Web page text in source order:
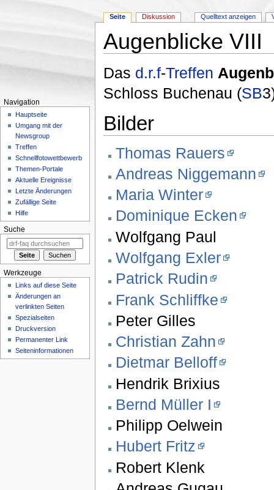
Augenblicke VIII
Das d.r.f-Treffen
Schloss Buchenau (SB
Bilder
Thomas Rauers
Andreas Niggemann
Maria Winter
Dominique Ecken
Wolfgang Paul
Wolfgang Exler
Patrick Rudin
Frank Schliffke
Peter Gilles
Christian Zahn
Dietmar Belloff
Hendrik Brixius
Bernd Müller I
Philipp Oelwein
Hubert Fritz
Robert Klenk
Seite Diskussion Quelltext anzeigen
Navigation
Hauptseite
Umgang mit der
Newsgroup
Treffen
Schnellfotowettbewerb
Themen-Portale
Aktuelle Ereignisse
Letzte Änderungen
Zufällige Seite
Hilfe
Suche
Werkzeuge
Links auf diese Seite
Änderungen an
verlinkten Seiten
Spezialseiten
Druckversion
Permanenter Link
Seiten­informationen